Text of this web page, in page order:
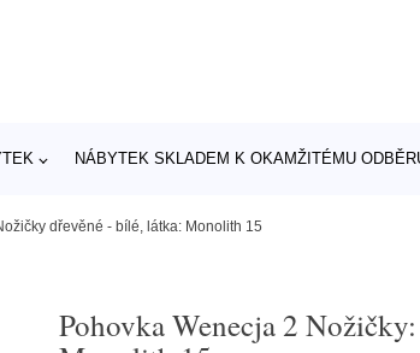
NÁBYTEK SKLADEM K OKAMŽITÉMU
dřevěné - bílé, látka: Monolith 15
Pohovka Wenecja 2